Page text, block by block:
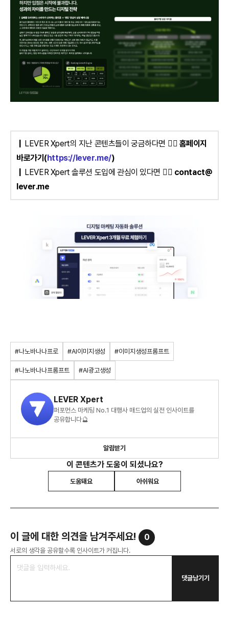
LEVER Xpert의 지난 콘텐츠들이 궁금하다면 👉🏻 홈페이지
바로가기(https://lever.me/)
LEVER Xpert 솔루션 도입에 관심이 있다면 👉🏻 contact@
lever.me
#나노바나나프로 #AI이미지생성 #이미지생성프롬프트
#나노바나나프롬프트 #AI광고생성
LEVER Xpert
퍼포먼스 마케팅 No.1 대행사 매드업의 실전 인사이트를
공유합니다🔮
알림받기
이 콘텐츠가 도움이 되셨나요?
도움돼요 아쉬워요
이 글에 대한 의견을 남겨주세요! 0
서로의 생각을 공유할수록 인사이트가 커집니다.
댓글남기기